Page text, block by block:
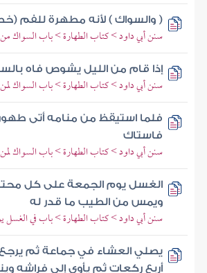
( والسواك ) لأنه مطهرة للفم
سنن أبي داود > كتاب الطهارة > باب السواك
إذا قام من الليل يشوص فاه
سنن أبي داود > كتاب الطهارة > باب السواك
فلما استيقظ من منامه أتى
فاستاك
سنن أبي داود > كتاب الطهارة > باب السواك
الغسل يوم الجمعة على كل
ويمس من الطيب ما قدر له
سنن أبي داود > كتاب الطهارة > باب في الغسل
يصلي العشاء في جماعة ثم
أربع ركعات ثم يأوي إلى فراشه